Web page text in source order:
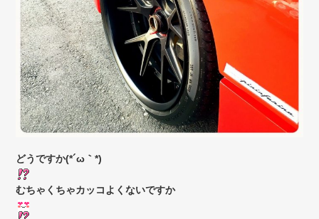
どうですか(*´ω｀*)
むちゃくちゃカッコよくないですか